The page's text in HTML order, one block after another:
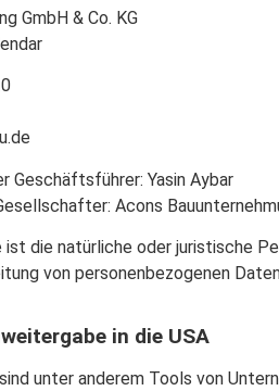
GmbH & Co. KG
Geschäftsführer: Yasin Aybar
Acons
die natürliche oder juristische
von personenbezogenen
in die USA
unter anderem Tools von